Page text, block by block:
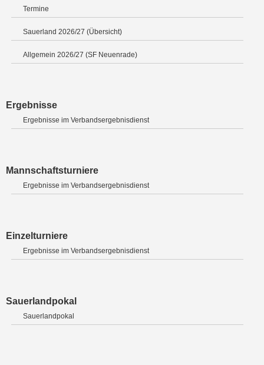
Termine
Sauerland 2026/27 (Übersicht)
Allgemein 2026/27 (SF Neuenrade)
Ergebnisse
Ergebnisse im Verbandsergebnisdienst
Mannschaftsturniere
Ergebnisse im Verbandsergebnisdienst
Einzelturniere
Ergebnisse im Verbandsergebnisdienst
Sauerlandpokal
Sauerlandpokal